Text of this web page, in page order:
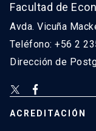
Facultad de
Avda. Vicuña
Teléfono: +56 2
Dirección de
ACREDITACIÓN